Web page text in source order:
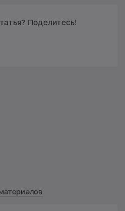
Поделитесь!